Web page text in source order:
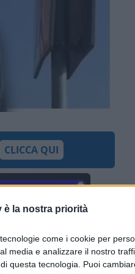
è la nostra priorità
come i cookie per
media e analizzare il nostro
questa tecnologia. Puoi
CLICCA QUI
che hanno
proposta